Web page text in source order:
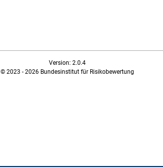
Version: 2.0.4
© 2023 - 2026 Bundesinstitut für Risikobewertung